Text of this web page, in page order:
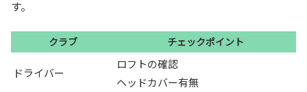
す。
クラブ チェックポイント
ドライバー
ロフトの確認
ヘッドカバー有無